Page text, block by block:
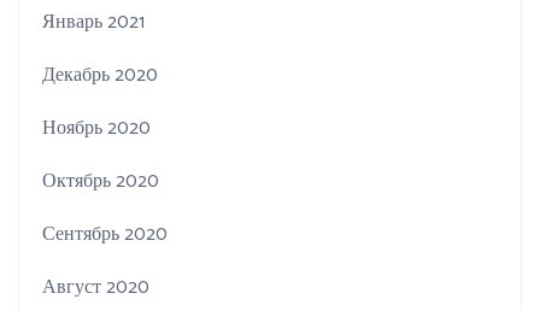
Январь 2021
Декабрь 2020
Ноябрь 2020
Октябрь 2020
Сентябрь 2020
Август 2020